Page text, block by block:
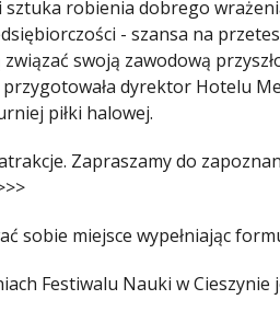
sztuka robienia dobrego
- szansa na
związać swoją zawodową
przygotowała dyrektor Hotelu
piłki halowej.
Zapraszamy do
sobie miejsce wypełniając
Festiwalu Nauki w Cieszynie